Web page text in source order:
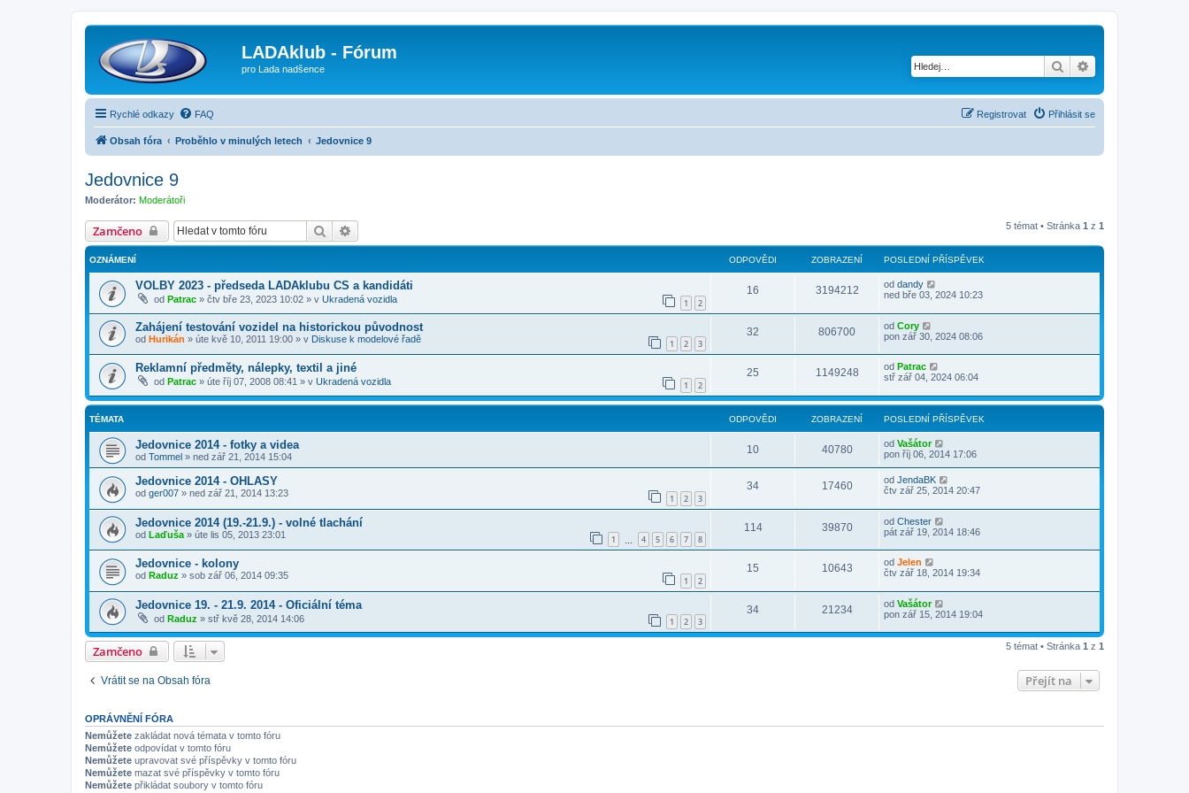
LADAklub - Fórum
pro Lada nadšence Hledat
Rychlé odkazy FAQ Přihlásit se
Registrovat
Obsah fóra Proběhlo v minulých letech Jedovnice 9
Jedovnice 9
Moderátor: Moderátoři
Zamčeno Hledat 5 témat • Stránka 1 z 1
OZNÁMENÍ ODPOVĚDI ZOBRAZENÍ POSLEDNÍ PŘÍSPĚVEK
VOLBY 2023 - předseda LADAklubu CS a kandidáti
od Patrac » čtv bře 23, 2023 10:02 » v Ukradená vozidla 1 2
16 3194212 od dandy
ned bře 03, 2024 10:23
Zahájení testování vozidel na historickou původnost
od Hurikán » úte kvě 10, 2011 19:00 » v Diskuse k modelové řadě 1 2 3
32 806700 od Cory
pon zář 30, 2024 08:06
Reklamní předměty, nálepky, textil a jiné
od Patrac » úte říj 07, 2008 08:41 » v Ukradená vozidla 1 2
25 1149248 od Patrac
stř zář 04, 2024 06:04
TÉMATA ODPOVĚDI ZOBRAZENÍ POSLEDNÍ PŘÍSPĚVEK
Jedovnice 2014 - fotky a videa
od Tommel » ned zář 21, 2014 15:04
10 40780 od Vašátor
pon říj 06, 2014 17:06
Jedovnice 2014 - OHLASY
od ger007 » ned zář 21, 2014 13:23 1 2 3
34 17460 od JendaBK
čtv zář 25, 2014 20:47
Jedovnice 2014 (19.-21.9.) - volné tlachání
od Laďuša » úte lis 05, 2013 23:01 1 4 5 6 7 8
114 39870 od Chester
pát zář 19, 2014 18:46
Jedovnice - kolony
od Raduz » sob zář 06, 2014 09:35 1 2
15 10643 od Jelen
čtv zář 18, 2014 19:34
Jedovnice 19. - 21.9. 2014 - Oficiální téma
od Raduz » stř kvě 28, 2014 14:06 1 2 3
34 21234 od Vašátor
pon zář 15, 2014 19:04
Zamčeno 5 témat • Stránka 1 z 1
Vrátit se na Obsah fóra Přejít na
OPRÁVNĚNÍ FÓRA
Nemůžete zakládat nová témata v tomto fóru
Nemůžete odpovídat v tomto fóru
Nemůžete upravovat své příspěvky v tomto fóru
Nemůžete mazat své příspěvky v tomto fóru
Nemůžete přikládat soubory v tomto fóru